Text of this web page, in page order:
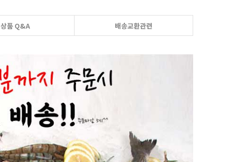
상품 Q&A 배송교환관련